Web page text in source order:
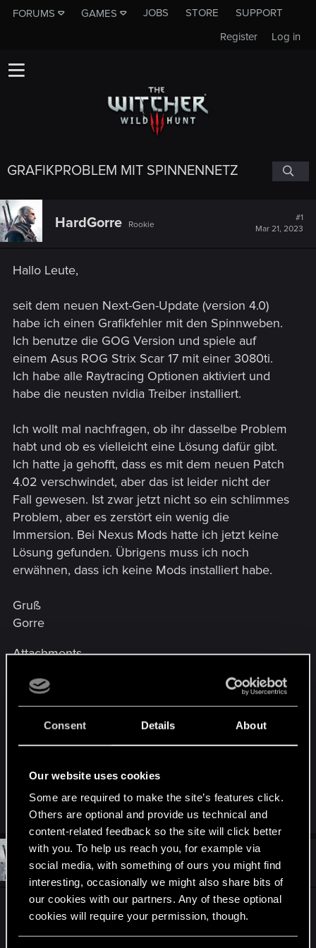
Consent Details About
Our website uses cookies
Some are required to make the site’s features click.
Others are optional and provide us technical and
content-related feedback so the site will click better
with you. To help us reach you, for example via
social media, with something of ours you might find
interesting, occasionally we might also share bits of
our cookies with our partners. Any of these optional
cookies will require your permission, though.
FORUMS GAMES JOBS STORE
SUPPORT
Log in
Register
GRAFIKPROBLEM MIT SPINNENNETZ
HardGorre Rookie
#1
Mar 21, 2023
Hallo Leute,
seit dem neuen Next-Gen-Update (version 4.0)
habe ich einen Grafikfehler mit den Spinnweben.
Ich benutze die GOG Version und spiele auf
einem Asus ROG Strix Scar 17 mit einer 3080ti.
Ich habe alle Raytracing Optionen aktiviert und
habe die neusten nvidia Treiber installiert.
Ich wollt mal nachfragen, ob ihr dasselbe Problem
habt und ob es vielleicht eine Lösung dafür gibt.
Ich hatte ja gehofft, dass es mit dem neuen Patch
4.02 verschwindet, aber das ist leider nicht der
Fall gewesen. Ist zwar jetzt nicht so ein schlimmes
Problem, aber es zerstört ein wenig die
Immersion. Bei Nexus Mods hatte ich jetzt keine
Lösung gefunden. Übrigens muss ich noch
erwähnen, dass ich keine Mods installiert habe.
Gruß
Gorre
Attachments
2023_03_18_0102_1.jpg
HardGorre Rookie
Mar 24, 2023
Hey, ich habe eine brauchbare Lösung gefunden.
Für alle die das selbe Problem haben.